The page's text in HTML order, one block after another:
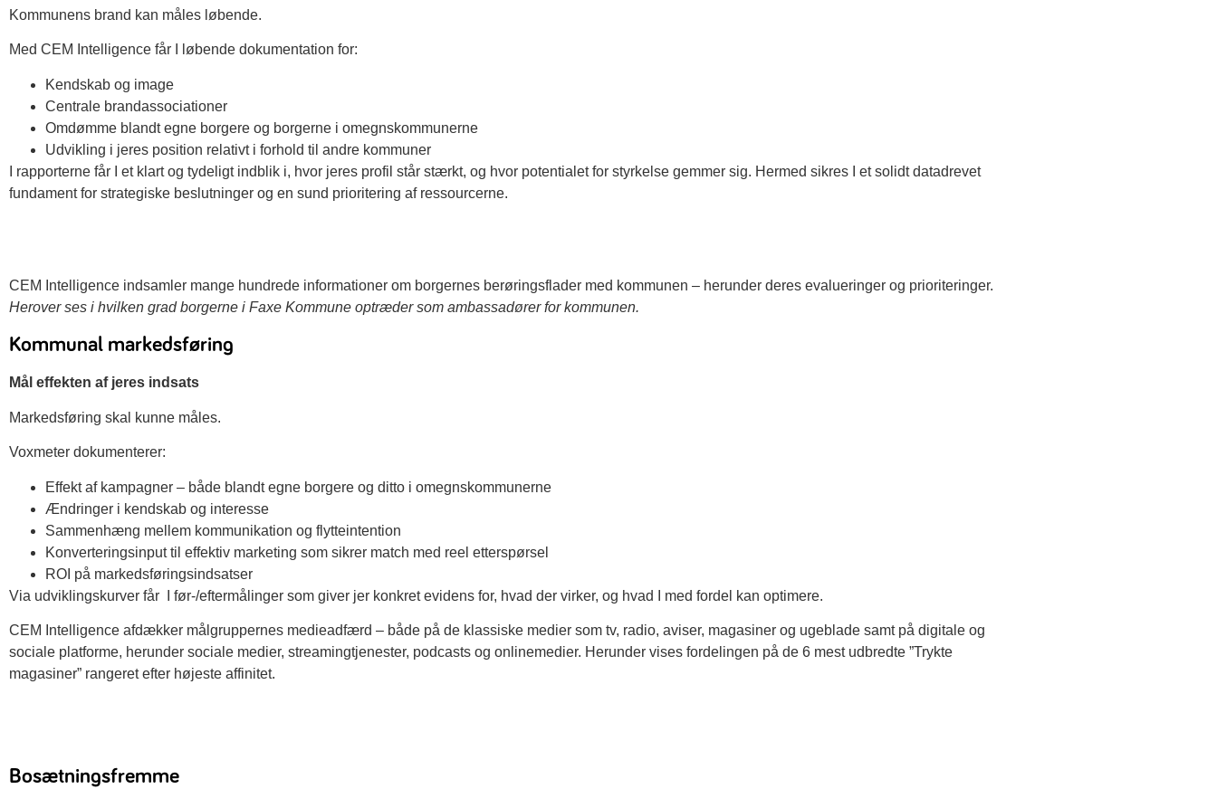
Kommunens brand kan måles løbende.
Med CEM Intelligence får I løbende dokumentation for:
Kendskab og image
Centrale brandassociationer
Omdømme blandt egne borgere og borgerne i omegnskommunerne
Udvikling i jeres position relativt i forhold til andre kommuner
I rapporterne får I et klart og tydeligt indblik i, hvor jeres profil står stærkt, og hvor potentialet for styrkelse gemmer sig. Hermed sikres I et solidt datadrevet
fundament for strategiske beslutninger og en sund prioritering af ressourcerne.
CEM Intelligence indsamler mange hundrede informationer om borgernes berøringsflader med kommunen – herunder deres evalueringer og prioriteringer.
Herover ses i hvilken grad borgerne i Faxe Kommune optræder som ambassadører for kommunen.
Kommunal markedsføring
Mål effekten af jeres indsats
Markedsføring skal kunne måles.
Voxmeter dokumenterer:
Effekt af kampagner – både blandt egne borgere og ditto i omegnskommunerne
Ændringer i kendskab og interesse
Sammenhæng mellem kommunikation og flytteintention
Konverteringsinput til effektiv marketing som sikrer match med reel etterspørsel
ROI på markedsføringsindsatser
Via udviklingskurver får I før-/eftermålinger som giver jer konkret evidens for, hvad der virker, og hvad I med fordel kan optimere.
CEM Intelligence afdækker målgruppernes medieadfærd – både på de klassiske medier som tv, radio, aviser, magasiner og ugeblade samt på digitale og
sociale platforme, herunder sociale medier, streamingtjenester, podcasts og onlinemedier. Herunder vises fordelingen på de 6 mest udbredte ”Trykte
magasiner” rangeret efter højeste affinitet.
Bosætningsfremme